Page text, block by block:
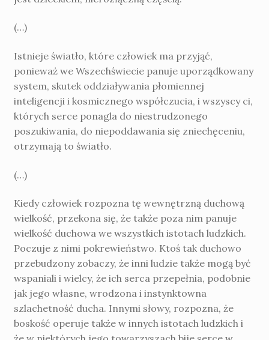
(…)
Istnieje światło, które człowiek ma przyjąć,
ponieważ we Wszechświecie panuje uporządkowany
system, skutek oddziaływania płomiennej
inteligencji i kosmicznego współczucia, i wszyscy ci,
których serce ponagla do niestrudzonego
poszukiwania, do niepoddawania się zniechęceniu,
otrzymają to światło.
(…)
Kiedy człowiek rozpozna tę wewnętrzną duchową
wielkość, przekona się, że także poza nim panuje
wielkość duchowa we wszystkich istotach ludzkich.
Poczuje z nimi pokrewieństwo. Ktoś tak duchowo
przebudzony zobaczy, że inni ludzie także mogą być
wspaniali i wielcy, że ich serca przepełnia, podobnie
jak jego własne, wrodzona i instynktowna
szlachetność ducha. Innymi słowy, rozpozna, że
boskość operuje także w innych istotach ludzkich i